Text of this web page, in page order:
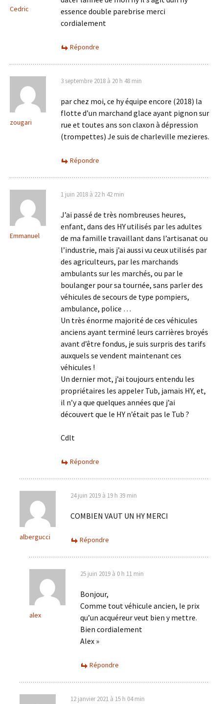
Cedric
essence double parebrise merci
cordialement
Répondre
zougari
3 septembre 2018 à 20 h 48 min
par chez moi, ce hy équipe encore (2018) la
flotte d’un marchand glace ayant pignon sur
rue et toutes ans son claxon à dépression
(trompettes) Je suis de charleville mezieres.
Répondre
Emmanuel
1 juin 2018 à 22 h 42 min
J’ai passé de très nombreuses heures,
enfant, dans des HY utilisés par les adultes
de ma famille travaillant dans l’artisanat ou
l’industrie, mais j’ai aussi vu ceux utilisés par
des agriculteurs, par les marchands
ambulants sur les marchés, ou par le
boulanger pour sa tournée, sans parler des
véhicules de secours de type pompiers,
ambulance, police …
Un très énorme majorité de ces véhicules
anciens ayant terminé leurs carrières broyés
avant d’être fondus, je suis surpris des tarifs
auxquels se vendent maintenant ces
véhicules !
Un dernier mot, j’ai toujours entendu les
propriétaires les appeler Tub, jamais HY, et,
il n’y a que quelques années que j’ai
découvert que le HY n’était pas le Tub ?
Cdlt
Répondre
albergucci
24 juin 2019 à 19 h 39 min
COMBIEN VAUT UN HY MERCI
Répondre
alex
25 juin 2019 à 0 h 11 min
Bonjour,
Comme tout véhicule ancien, le prix
qu’un acquéreur veut bien y mettre.
Bien cordialement
Alex »
Répondre
12 janvier 2021 à 15 h 04 min